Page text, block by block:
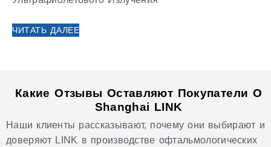
ЧИТАТЬ ДАЛЕЕ
Какие Отзывы Оставляют Покупатели О
Shanghai LINK
Наши клиенты рассказывают, почему они выбирают и
доверяют LINK в производстве офтальмологических